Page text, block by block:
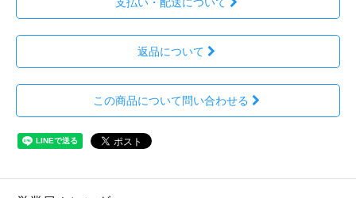
返品について
この商品について問い合わせる